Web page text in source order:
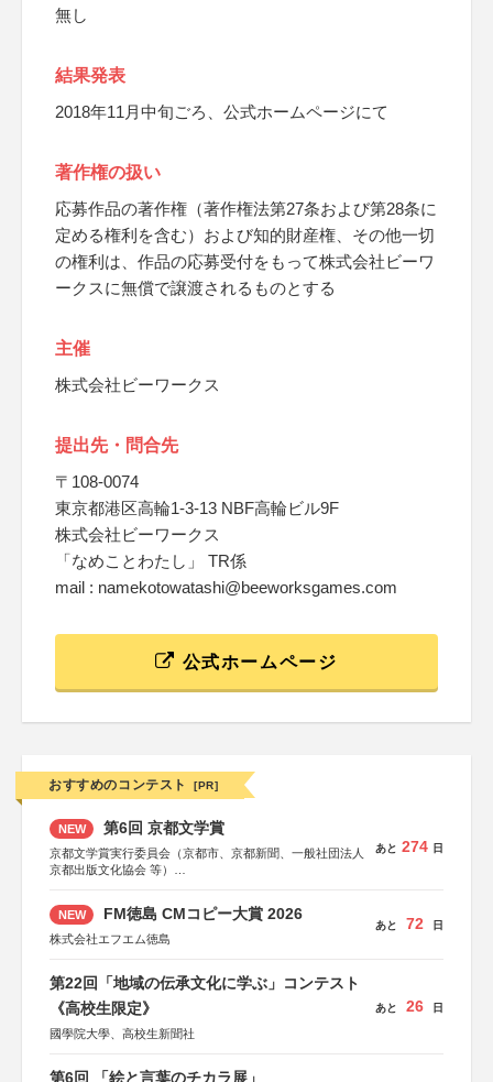
無し
結果発表
2018年11月中旬ごろ、公式ホームページにて
著作権の扱い
応募作品の著作権（著作権法第27条および第28条に
定める権利を含む）および知的財産権、その他一切
の権利は、作品の応募受付をもって株式会社ビーワ
ークスに無償で譲渡されるものとする
主催
株式会社ビーワークス
提出先・問合先
〒108-0074
東京都港区高輪1-3-13 NBF高輪ビル9F
株式会社ビーワークス
「なめことわたし」 TR係
mail : namekotowatashi@beeworksgames.com
公式ホームページ
おすすめのコンテスト [PR]
NEW 第6回 京都文学賞
京都文学賞実行委員会（京都市、京都新聞、一般社団法人
京都出版文化協会 等）
KADOKAWA、河出書房新社、幻冬舎、講談社、光文社、
集英社、小学館、祥伝社、新潮社、淡交社、ちいさいミシ
マ社、徳間書店、早川書房、PHP研究所、双葉社、文藝春
あと 274 日
NEW FM徳島 CMコピー大賞 2026
株式会社エフエム徳島
あと 72 日
第22回「地域の伝承文化に学ぶ」コンテスト
《高校生限定》
國學院大學、高校生新聞社
あと 26 日
第6回 「絵と言葉のチカラ展」